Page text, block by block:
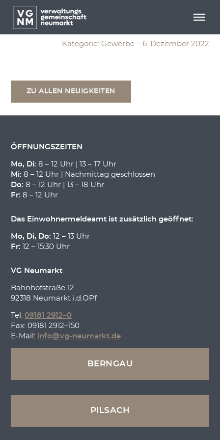
Menü überspringen
Menü überspringen
Gewerbeauskunft
Kategorie: Gewerbe – 6. Dezember 2022
ZU ALLEN NEUIGKEITEN
ÖFFNUNGSZEITEN
Mo, Di: 8 – 12 Uhr | 13 – 17 Uhr
Mi: 8 – 12 Uhr | Nachmittag geschlossen
Do: 8 – 12 Uhr | 13 – 18 Uhr
Fr: 8 – 12 Uhr
Das Einwohnermeldeamt ist zusätzlich geöffnet:
Mo, Di, Do: 12 – 13 Uhr
Fr: 12 – 15:30 Uhr
VG Neumarkt
Bahnhofstraße 12
92318 Neumarkt i.d.OPf
Tel: 09181 2912–0
Fax: 09181 2912–150
E-Mail: info@vg-neumarkt.de
BERNGAU
PILSACH